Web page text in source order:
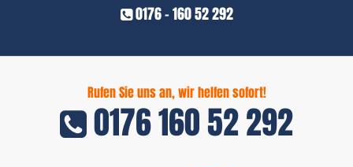
0176 - 160 52 292
Rufen Sie uns an, wir helfen sofort!
0176 160 52 292